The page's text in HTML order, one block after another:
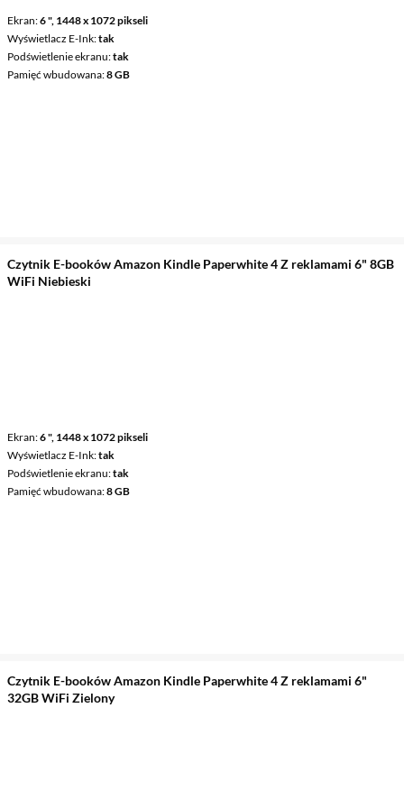
Ekran 6 ", 1448 x 1072 pikseli
Wyświetlacz E-Ink tak
Podświetlenie ekranu tak
Pamięć wbudowana 8 GB
Czytnik E-booków Amazon Kindle Paperwhite 4 Z reklamami 6" 8GB
WiFi Niebieski
Ekran 6 ", 1448 x 1072 pikseli
Wyświetlacz E-Ink tak
Podświetlenie ekranu tak
Pamięć wbudowana 8 GB
Czytnik E-booków Amazon Kindle Paperwhite 4 Z reklamami 6"
32GB WiFi Zielony